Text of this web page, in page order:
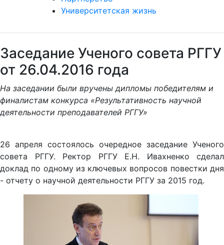
Университетская жизнь
Заседание Ученого совета РГГУ
от 26.04.2016 года
На заседании были вручены дипломы победителям и
финалистам конкурса «Результативность научной
деятельности преподавателей РГГУ»
26 апреля состоялось очередное заседание Ученого
совета РГГУ. Ректор РГГУ Е.Н. Ивахненко сделал
доклад по одному из ключевых вопросов повестки дня
- отчету о научной деятельности РГГУ за 2015 год.